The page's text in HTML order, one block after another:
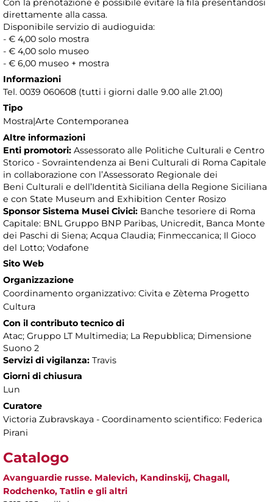
Con la prenotazione è possibile evitare la fila presentandosi
direttamente alla cassa.
Disponibile servizio di audioguida:
- € 4,00 solo mostra
- € 4,00 solo museo
- € 6,00 museo + mostra
Informazioni
Tel. 0039 060608 (tutti i giorni dalle 9.00 alle 21.00)
Tipo
Mostra|Arte Contemporanea
Altre informazioni
Enti promotori: Assessorato alle Politiche Culturali e Centro
Storico - Sovraintendenza ai Beni Culturali di Roma Capitale
in collaborazione con l’Assessorato Regionale dei
Beni Culturali e dell’Identità Siciliana della Regione Siciliana
e con State Museum and Exhibition Center Rosizo
Sponsor Sistema Musei Civici: Banche tesoriere di Roma
Capitale: BNL Gruppo BNP Paribas, Unicredit, Banca Monte
dei Paschi di Siena; Acqua Claudia; Finmeccanica; Il Gioco
del Lotto; Vodafone
Sito Web
Organizzazione
Coordinamento organizzativo: Civita e Zètema Progetto
Cultura
Con il contributo tecnico di
Atac; Gruppo LT Multimedia; La Repubblica; Dimensione
Suono 2
Servizi di vigilanza: Travis
Giorni di chiusura
Lun
Curatore
Victoria Zubravskaya - Coordinamento scientifico: Federica
Pirani
Catalogo
Avanguardie russe. Malevich, Kandinskij, Chagall,
Rodchenko, Tatlin e gli altri